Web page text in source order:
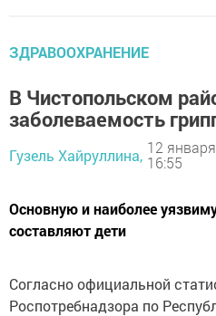
ЗДРАВООХРАНЕНИЕ
В Чистопольском
заболеваемость
Гузель Хайруллина, 12
16:55
Основную и наиболее
составляют дети
Согласно официальной
Роспотребнадзора по